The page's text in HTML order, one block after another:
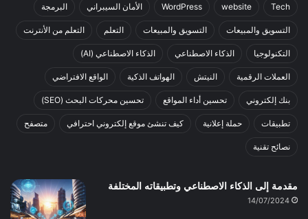
Tech
website
WordPress الأمان السيبراني البرمجة
التسويق والمبيعات التسويق والمبيعات التعلم التعلم من الأنترنت
التكنولوجيا الذكاء الاصطناعي الذكاء الاصطناعي (AI)
العملات الرقمية النيتش الهواتف الذكية الواقع الافتراضي
بنك إلكتروني تحسين أداء المواقع تحسين محركات البحث (SEO)
تطبيقات حملة إعلانية كيف تنشئ موقع إلكتروني احترافي متصفح
نصائح تقنية
مقدمة إلى الذكاء الاصطناعي وتطبيقاته المختلفة
14/07/2024